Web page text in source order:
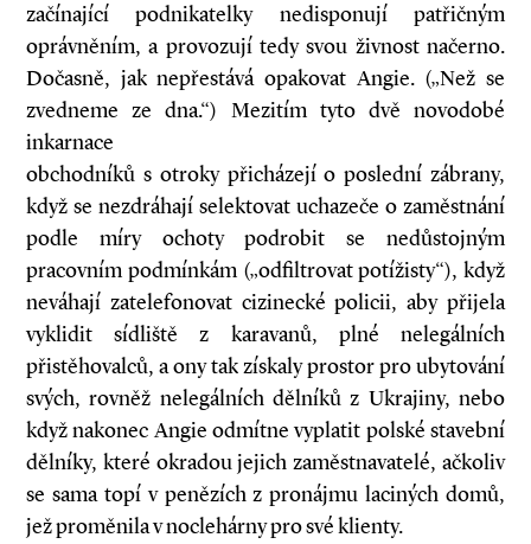
začínající podnikatelky nedisponují patřičným
oprávněním, a provozují tedy svou živnost načerno.
Dočasně, jak nepřestává opakovat Angie. („Než se
zvedneme ze dna.“) Mezitím tyto dvě novodobé
inkarnace
obchodníků s otroky přicházejí o poslední zábrany,
když se nezdráhají selektovat uchazeče o zaměstnání
podle míry ochoty podrobit se nedůstojným
pracovním podmínkám („odfiltrovat potížisty“), když
neváhají zatelefonovat cizinecké policii, aby přijela
vyklidit sídliště z karavanů, plné nelegálních
přistěhovalců, a ony tak získaly prostor pro ubytování
svých, rovněž nelegálních dělníků z Ukrajiny, nebo
když nakonec Angie odmítne vyplatit polské stavební
dělníky, které okradou jejich zaměstnavatelé, ačkoliv
se sama topí v penězích z pronájmu laciných domů,
jež proměnila v noclehárny pro své klienty.